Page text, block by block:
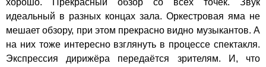
хорошо. Прекрасный обзор со всех точек. Звук
идеальный в разных концах зала. Оркестровая яма не
мешает обзору, при этом прекрасно видно музыкантов. А
на них тоже интересно взглянуть в процессе спектакля.
Экспрессия дирижёра передаётся зрителям. И, что